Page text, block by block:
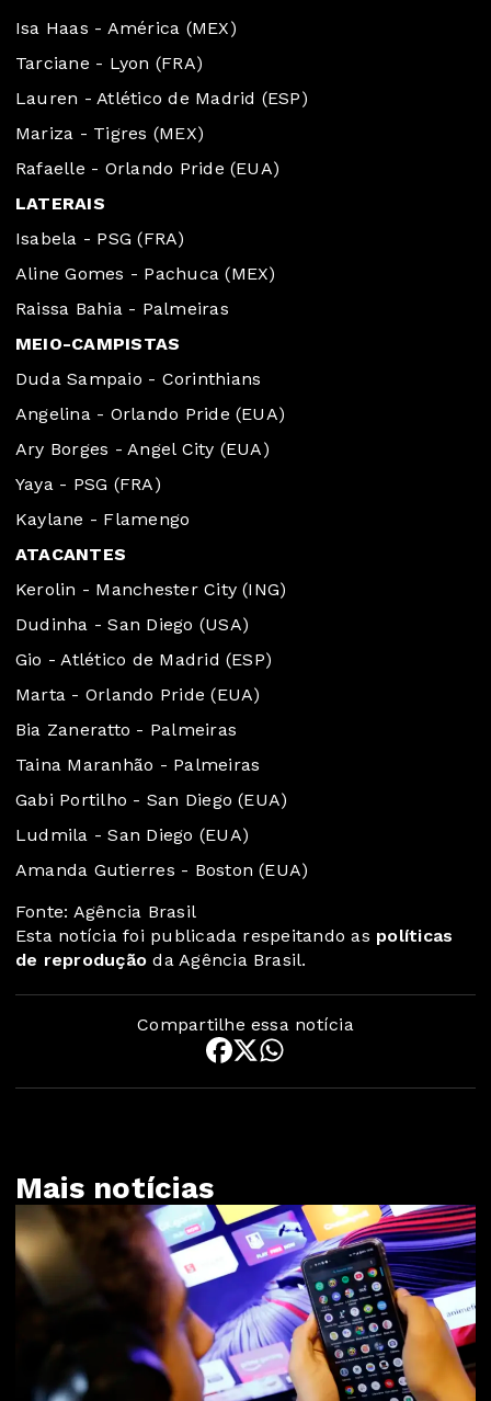
Isa Haas - América (MEX)
Tarciane - Lyon (FRA)
Lauren - Atlético de Madrid (ESP)
Mariza - Tigres (MEX)
Rafaelle - Orlando Pride (EUA)
LATERAIS
Isabela - PSG (FRA)
Aline Gomes - Pachuca (MEX)
Raissa Bahia - Palmeiras
MEIO-CAMPISTAS
Duda Sampaio - Corinthians
Angelina - Orlando Pride (EUA)
Ary Borges - Angel City (EUA)
Yaya - PSG (FRA)
Kaylane - Flamengo
ATACANTES
Kerolin - Manchester City (ING)
Dudinha - San Diego (USA)
Gio - Atlético de Madrid (ESP)
Marta - Orlando Pride (EUA)
Bia Zaneratto - Palmeiras
Taina Maranhão - Palmeiras
Gabi Portilho - San Diego (EUA)
Ludmila - San Diego (EUA)
Amanda Gutierres - Boston (EUA)
Fonte: Agência Brasil
Esta notícia foi publicada respeitando as políticas
de reprodução da Agência Brasil.
Compartilhe essa notícia
Mais notícias